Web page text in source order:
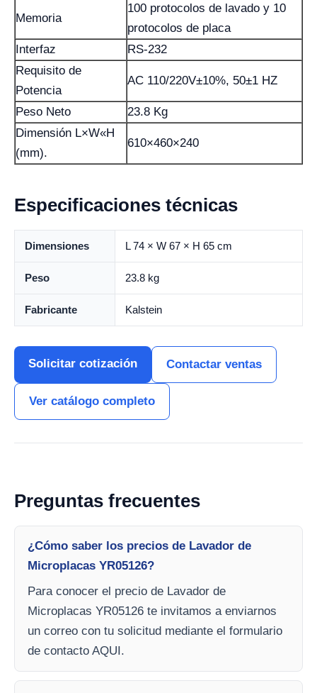
Memoria
100 protocolos de lavado y 10
protocolos de placa
Interfaz
RS-232
Requisito de
Potencia
AC 110/220V±10%, 50±1 HZ
Peso Neto
23.8 Kg
Dimensión L×W«H
(mm).
610×460×240
Especificaciones técnicas
Dimensiones L 74 × W 67 × H 65 cm
Peso 23.8 kg
Fabricante Kalstein
Solicitar cotización Contactar ventas
Ver catálogo completo
Preguntas frecuentes
¿Cómo saber los precios de Lavador de
Microplacas YR05126?
Para conocer el precio de Lavador de
Microplacas YR05126 te invitamos a enviarnos
un correo con tu solicitud mediante el formulario
de contacto AQUI.